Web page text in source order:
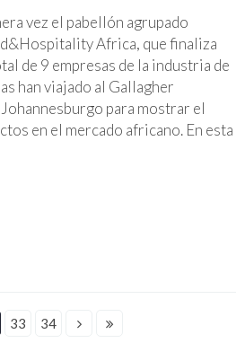
vez el pabellón agrupado
Africa, que finaliza
de 9 empresas de la industria de
han viajado al Gallagher
para mostrar el
en el mercado africano. En esta
33 34